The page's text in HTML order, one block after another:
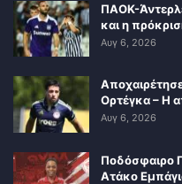
ΠΑΟΚ-
και η
Αυγ 6, 2026
Ορτέγκα – Η
Αυγ 6, 2026
Ποδόσφαιρο
Ατάκο